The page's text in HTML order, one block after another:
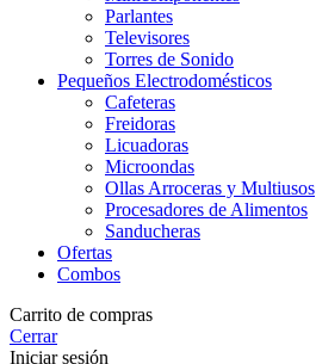
Parlantes
Televisores
Torres de Sonido
Pequeños Electrodomésticos
Cafeteras
Freidoras
Licuadoras
Microondas
Ollas Arroceras y Multiusos
Procesadores de Alimentos
Sanducheras
Ofertas
Combos
Carrito de compras
Cerrar
Iniciar sesión